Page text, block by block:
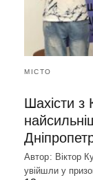
МІСТО
Шахісти з
Автор: Віктор
увійшли у